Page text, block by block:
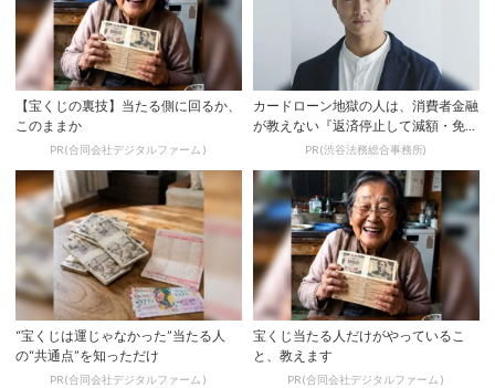
【宝くじの裏技】当たる側に回るか、
このままか
PR(合同会社デジタルファーム )
カードローン地獄の人は、消費者金融
が教えない『返済停止して減額・免除
する方法』で...PR(渋谷法務総合事務所)
“宝くじは運じゃなかった”当たる人
の“共通点”を知っただけ
PR(合同会社デジタルファーム )
宝くじ当たる人だけがやっているこ
と、教えます
PR(合同会社デジタルファーム )